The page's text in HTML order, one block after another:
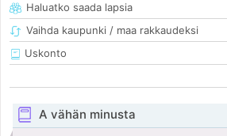
Haluatko saada lapsia
Vaihda kaupunki / maa rakkaudeksi
Uskonto
A vähän minusta